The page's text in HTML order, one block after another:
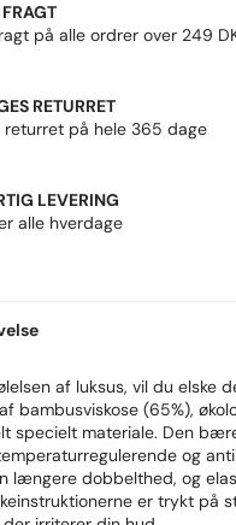
på alle ordrer over 249
RETURRET
returret på hele 365 dage
LEVERING
alle hverdage
af luksus, vil du elske
bambusviskose (65%),
specielt materiale. Den
og
længere dobbelthed, og
er trykt på